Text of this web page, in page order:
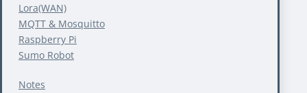
Lora(WAN)
MQTT & Mosquitto
Raspberry Pi
Sumo Robot
Notes